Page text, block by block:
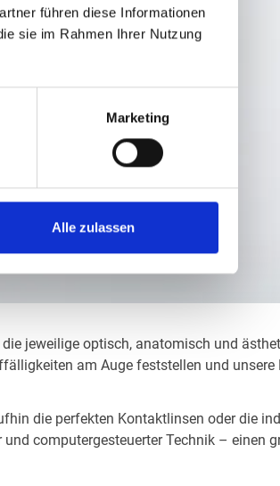
führen diese Informationen
sie im Rahmen Ihrer Nutzung
Marketing
Alle zulassen
jeweilige optisch, anatomisch und
am Auge feststellen und unsere
die perfekten Kontaktlinsen oder die
computergesteuerter Technik – einen